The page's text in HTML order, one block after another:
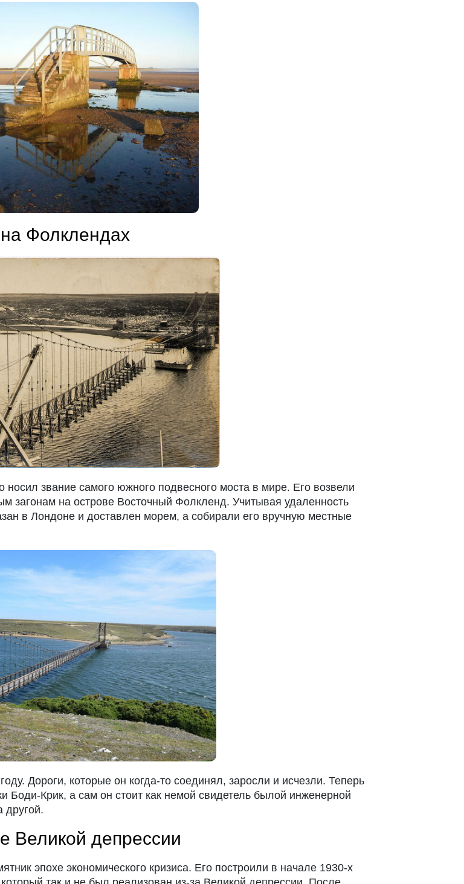
Фолклендах
носил звание самого южного подвесного моста в мире. Его возвели
загонам на острове Восточный Фолкленд. Учитывая удаленность
в Лондоне и доставлен морем, а собирали его вручную местные
Дороги, которые он когда-то соединял, заросли и исчезли. Теперь
Боди-Крик, а сам он стоит как немой свидетель былой инженерной
другой.
Великой депрессии
эпохе экономического кризиса. Его построили в начале 1930-х